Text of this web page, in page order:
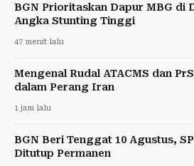
BGN Prioritaskan Dapur MBG di
Angka Stunting Tinggi
47 menit lalu
Mengenal Rudal ATACMS dan
dalam Perang Iran
1 jam lalu
BGN Beri Tenggat 10 Agustus,
Ditutup Permanen